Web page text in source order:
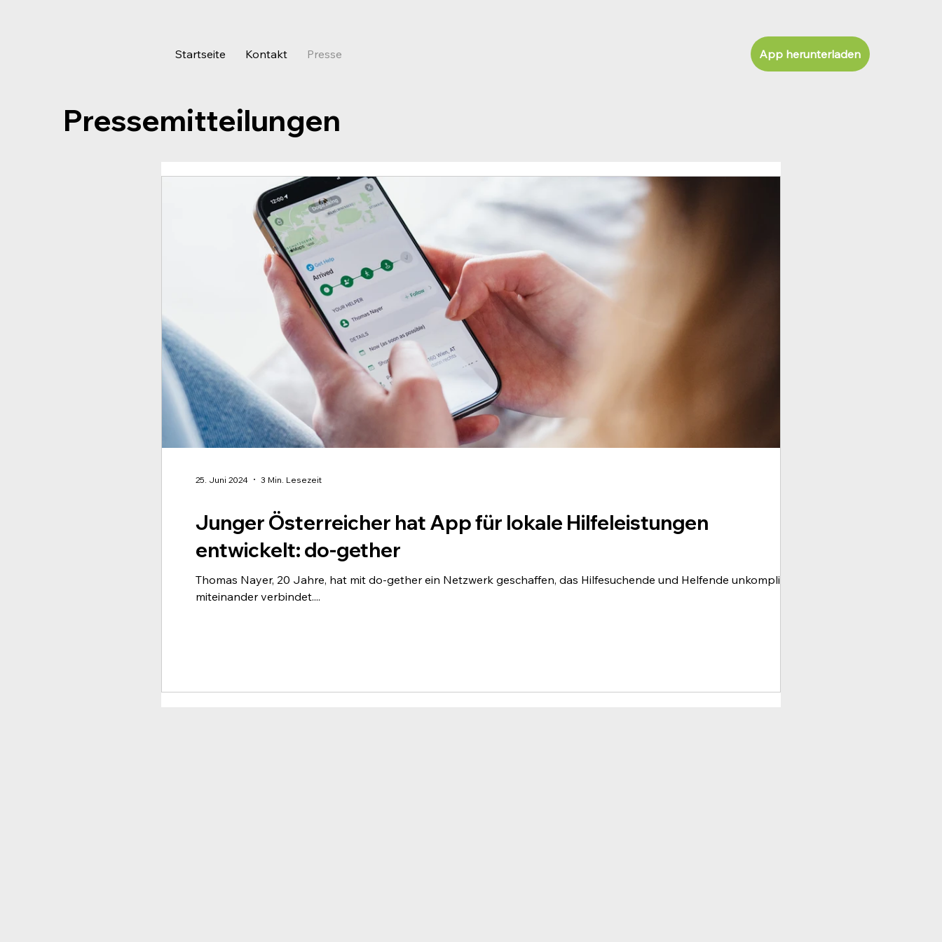
Startseite Kontakt Presse App herunterladen
Pressemitteilungen
Junger Österreicher hat App für lokale Hilfeleistungen
entwickelt: do-gether
Thomas Nayer, 20 Jahre, hat mit do-gether ein Netzwerk geschaffen, das Hilfesuchende und Helfende unkompliziert
miteinander verbindet....
25. Juni 2024 3 Min. Lesezeit